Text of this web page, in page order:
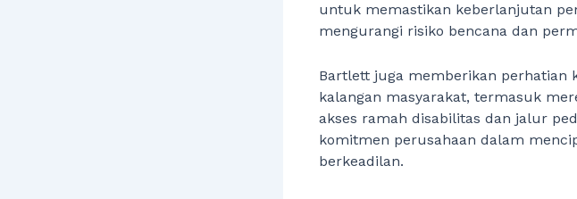
untuk memastikan keberlanjutan
mengurangi risiko bencana dan
Bartlett juga memberikan perhatian
kalangan masyarakat, termasuk
akses ramah disabilitas dan jalur
komitmen perusahaan dalam
berkeadilan.